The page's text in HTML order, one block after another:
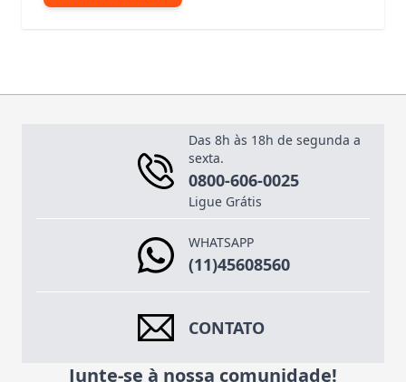
Das 8h às 18h de segunda a
sexta.
0800-606-0025
Ligue Grátis
WHATSAPP
(11)45608560
CONTATO
Junte-se à nossa comunidade!